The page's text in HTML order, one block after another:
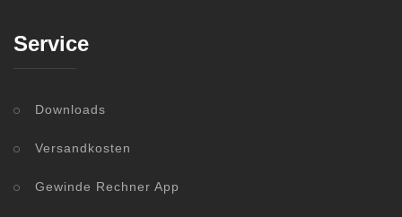
Service
Downloads
Versandkosten
Gewinde Rechner App